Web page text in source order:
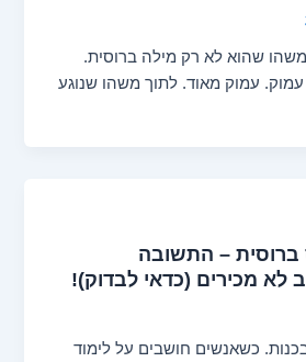
משהו שהוא לא רק מילה ברוסית.
עמוק. עמוק מאוד. לתוך משהו שנוגע
ברוסית – התשובה
לא מכירים (כדאי לבדוק)!
כשאנשים חושבים על לימוד